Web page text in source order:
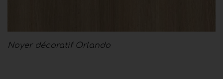
Noyer décoratif Orlando